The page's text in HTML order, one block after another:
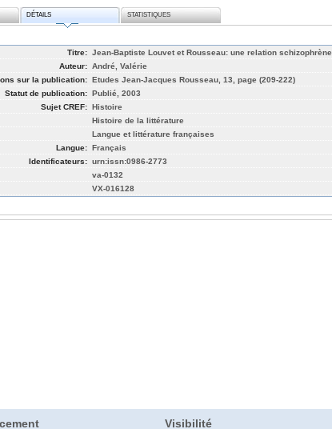
DÉTAILS STATISTIQUES
Titre: Jean-Baptiste Louvet et Rousseau: une relation schizophrène
Auteur: André, Valérie
sur la publication: Etudes Jean-Jacques Rousseau, 13, page (209-222)
Statut de publication: Publié, 2003
Sujet CREF: Histoire
Histoire de la littérature
Langue et littérature françaises
Langue: Français
Identificateurs: urn:issn:0986-2773
va-0132
VX-016128
Visibilité